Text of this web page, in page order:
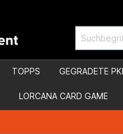
TOPPS GEGRADETE
LORCANA CARD GAME